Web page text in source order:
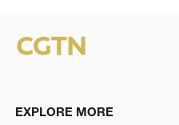
EXPLORE MORE